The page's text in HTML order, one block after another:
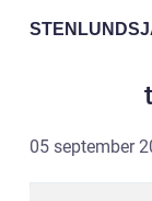
05 september